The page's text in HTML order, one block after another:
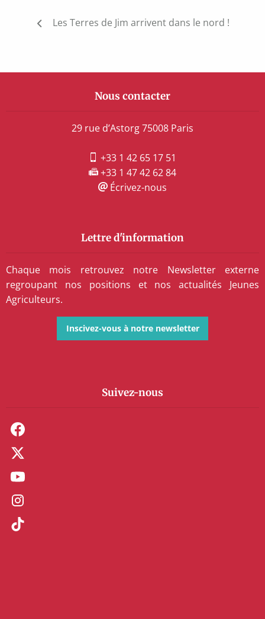
Navigation
Les Terres de Jim arrivent dans le nord !
Nous contacter
29 rue d’Astorg 75008 Paris
+33 1 42 65 17 51
+33 1 47 42 62 84
Écrivez-nous
Lettre d'information
Chaque mois retrouvez notre Newsletter externe
regroupant nos positions et nos actualités Jeunes
Agriculteurs.
Inscivez-vous à notre newsletter
Suivez-nous